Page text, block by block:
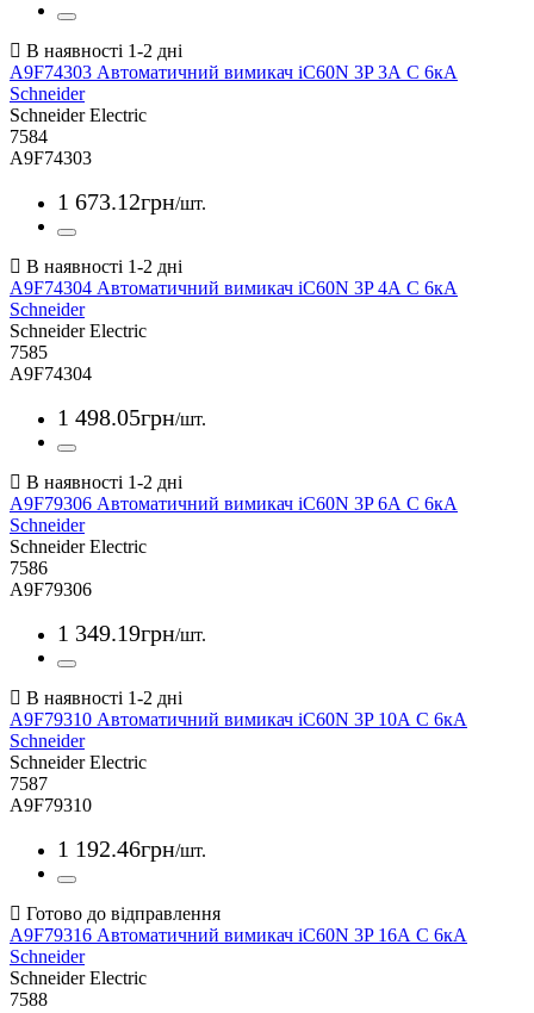
A9F74303 Автоматичний вимикач iC60N 3P 3А С 6кА
Schneider
Schneider Electric
7584
A9F74303
1 673.12грн/шт.
A9F74304 Автоматичний вимикач iC60N 3P 4А С 6кА
Schneider
Schneider Electric
7585
A9F74304
1 498.05грн/шт.
A9F79306 Автоматичний вимикач iC60N 3P 6А С 6кА
Schneider
Schneider Electric
7586
A9F79306
1 349.19грн/шт.
A9F79310 Автоматичний вимикач iC60N 3P 10А С 6кА
Schneider
Schneider Electric
7587
A9F79310
1 192.46грн/шт.
A9F79316 Автоматичний вимикач iC60N 3P 16А С 6кА
Schneider
Schneider Electric
7588